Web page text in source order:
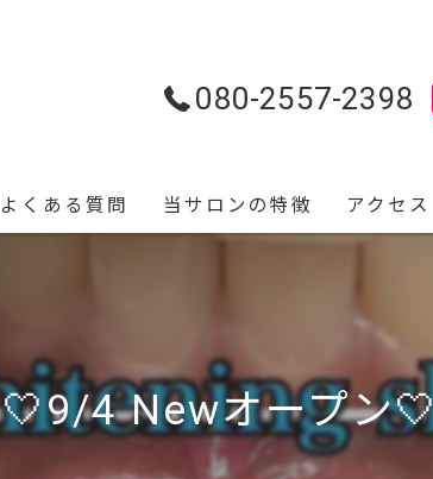
080-2557-2398
よくある質問 当サロンの特徴
ブライダル
アクセス
🤍9/4 Newオープン🤍